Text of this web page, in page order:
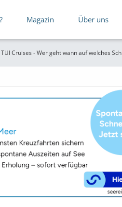
Magazin Über uns
TUI Cruises - Wer geht wann auf welches